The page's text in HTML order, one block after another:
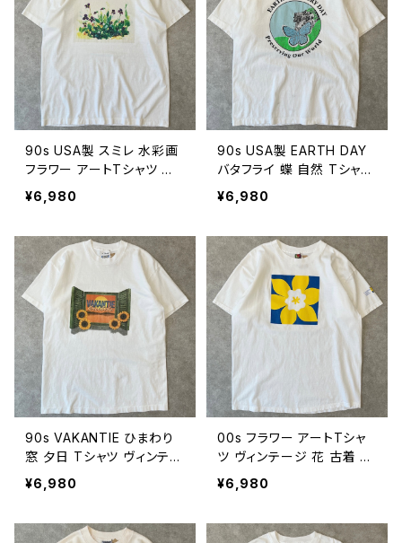
90s USA製 スミレ 水彩画
フラワー アートTシャツ 花
ヴィンテージ シングルステ
ッチ すみれ 古着 白 90年
18
¥6,980
90s USA製 EARTH DAY
バタフライ 蝶 自然 Tシャツ
ネイチャー アート アースデ
イ ヴィンテージ シングルス
ンテージ L 26080717
¥6,980
90s VAKANTIE ひまわり
窓 夕日 Tシャツ ヴィンテー
ジ シングルステッチ 花 フラ
ワー 向日葵 Sun Flower
M 26080716
¥6,980
00s フラワー アートTシャ
ツ ヴィンテージ 花 古着 グ
ラフィック 白 00年代 200
0s 2000年代 ビンテージ
¥6,980